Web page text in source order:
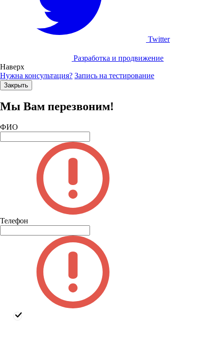
Twitter
Разработка и продвижение
Наверх
Нужна консультация? Запись на тестирование
Закрыть
Мы Вам перезвоним!
ФИО
Телефон